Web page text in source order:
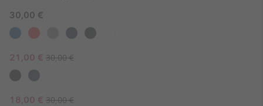
30,00 €
Sale price:
21,00 € Regular price:
30,00 €
Sale price:
18,00 € Regular price:
30,00 €